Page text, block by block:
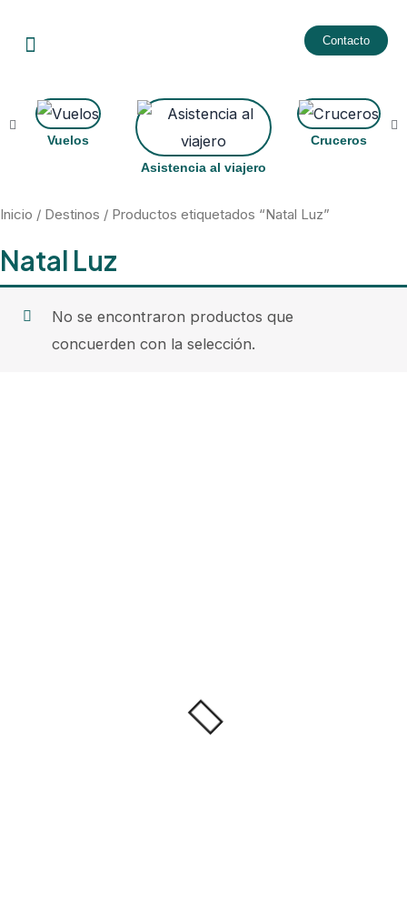
Menu Contacto
Vuelos
Asistencia al viajero
Cruceros
Inicio / Destinos / Productos etiquetados “Natal Luz”
Natal Luz
No se encontraron productos que
concuerden con la selección.